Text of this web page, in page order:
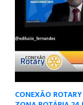
CONEXÃO